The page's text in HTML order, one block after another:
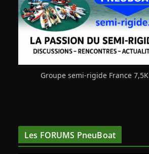
Groupe semi-rigide France 7,5K
Les FORUMS PneuBoat